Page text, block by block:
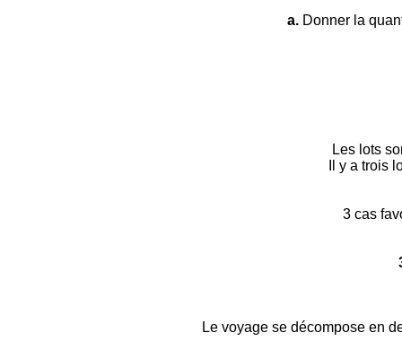
a. Donner la
Les lots
Il y a trois
3 cas
Le voyage se décompose en